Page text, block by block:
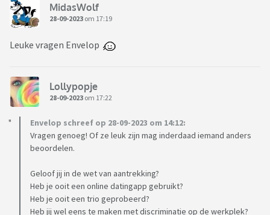
MidasWolf
28-09-2023 om 17:19
Leuke vragen Envelop
Lollypopje
28-09-2023 om 17:22
Envelop schreef op 28-09-2023 om 14:12:
Vragen genoeg! Of ze leuk zijn mag inderdaad iemand anders
beoordelen.
Geloof jij in de wet van aantrekking?
Heb je ooit een online datingapp gebruikt?
Heb je ooit een trio geprobeerd?
Heb jij wel eens te maken met discriminatie op de werkplek?